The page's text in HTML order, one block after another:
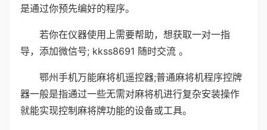
是通过你预先编好的程序。
若你在仪器使用上需要帮助，想获取一对一指
导，添加微信号; kkss8691 随时交流 。
鄂州手机万能麻将机遥控器;普通麻将机程序控牌
器一般是指通过一些无需对麻将机进行复杂安装操作
就能实现控制麻将牌功能的设备或工具。